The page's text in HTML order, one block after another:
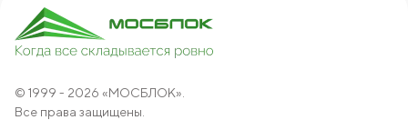
© 1999 - 2026 «МОСБЛОК».
Все права защищены.